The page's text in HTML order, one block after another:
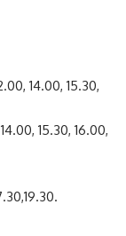
14.00, 15.30,
15.30, 16.00,